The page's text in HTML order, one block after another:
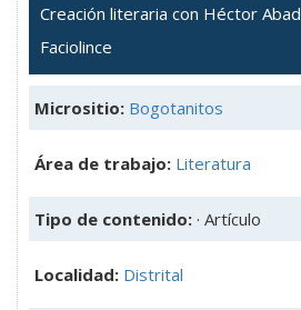
Creación literaria con Héctor Abad
Faciolince
Micrositio: Bogotanitos
Área de trabajo: Literatura
Tipo de contenido: · Artículo
Localidad: Distrital